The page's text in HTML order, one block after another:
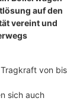
auf den
vereint und
von bis
sich auch